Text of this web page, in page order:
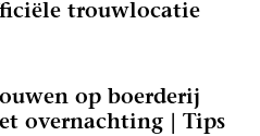
trouwlocatie
op boerderij
overnachting | Tips